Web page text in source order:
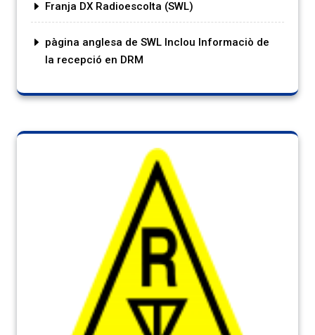
Franja DX Radioescolta (SWL)
pàgina anglesa de SWL Inclou Informaciò de
la recepció en DRM